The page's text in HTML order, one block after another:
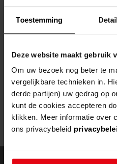
Toestemming
Deze website maakt gebruik
Om uw bezoek nog beter te
vergelijkbare technieken in.
derde partijen) uw gedrag op
kunt de cookies accepteren
klikken. Meer informatie over
ons privacybeleid
Helaas, er is een fout opgetreden
Mogelijk kunt u deze pagina niet
een verouderde bladwijzer/
een zoekmachine heeft een
eenfout getyptadres